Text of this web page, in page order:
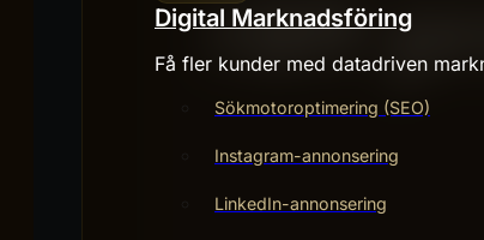
Digital Marknadsföring
Få fler kunder med datadriven
Sökmotoroptimering (SEO)
Instagram-annonsering
LinkedIn-annonsering